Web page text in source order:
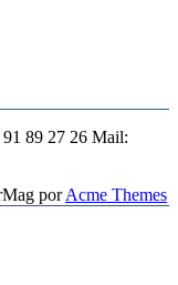
89 27 26 Mail:
porAcme Themes